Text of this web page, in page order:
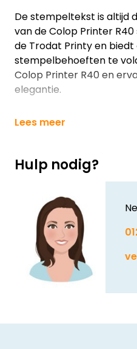
De stempeltekst is altijd
van de Colop Printer
de Trodat Printy en
stempelbehoeften te
Colop Printer R40 en
elegantie.
Lees meer
Hulp nodig?